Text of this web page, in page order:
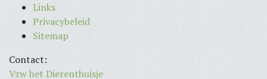
Links
Privacybeleid
Sitemap
Contact:
Vzw het Dierenthuisje